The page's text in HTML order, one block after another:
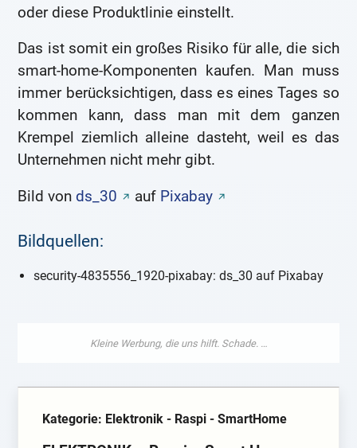
oder diese Produktlinie einstellt.
Das ist somit ein großes Risiko für alle, die sich
smart-home-Komponenten kaufen. Man muss
immer berücksichtigen, dass es eines Tages so
kommen kann, dass man mit dem ganzen
Krempel ziemlich alleine dasteht, weil es das
Unternehmen nicht mehr gibt.
Bild von ds_30 auf Pixabay
Bildquellen:
security-4835556_1920-pixabay: ds_30 auf Pixabay
Kategorie: Elektronik - Raspi - SmartHome